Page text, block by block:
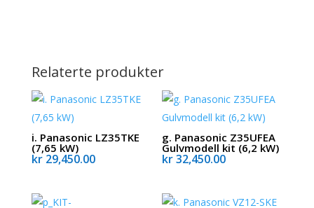
Relaterte produkter
i. Panasonic LZ35TKE
(7,65 kW)
kr29,450.00
g. Panasonic Z35UFEA
Gulvmodell kit (6,2 kW)
kr32,450.00